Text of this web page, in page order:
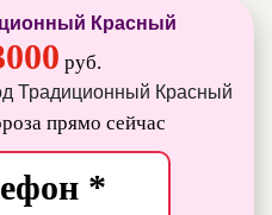
Красный
руб.
прямо сейчас